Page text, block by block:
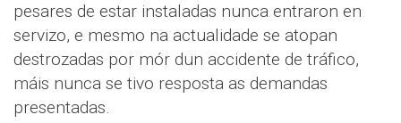
pesares de estar instaladas nunca entraron en
servizo, e mesmo na actualidade se atopan
destrozadas por mór dun accidente de tráfico,
máis nunca se tivo resposta as demandas
presentadas.